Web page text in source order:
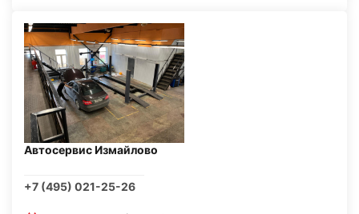
Автосервис Измайлово
+7 (495) 021-25-26